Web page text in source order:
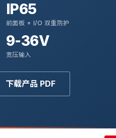
IP65
前面板 + I/O 双重防护
9-36V
宽压输入
下载产品 PDF